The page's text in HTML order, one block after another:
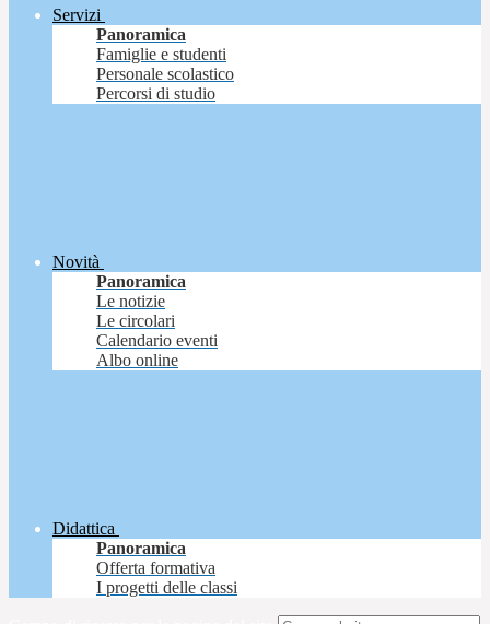
Servizi
Panoramica
Famiglie e studenti
Personale scolastico
Percorsi di studio
Novità
Panoramica
Le notizie
Le circolari
Calendario eventi
Albo online
Didattica
Panoramica
Offerta formativa
I progetti delle classi